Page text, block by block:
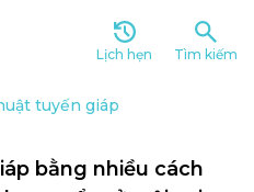
Lịch hẹn Tìm kiếm
tuyến giáp
bằng nhiều cách